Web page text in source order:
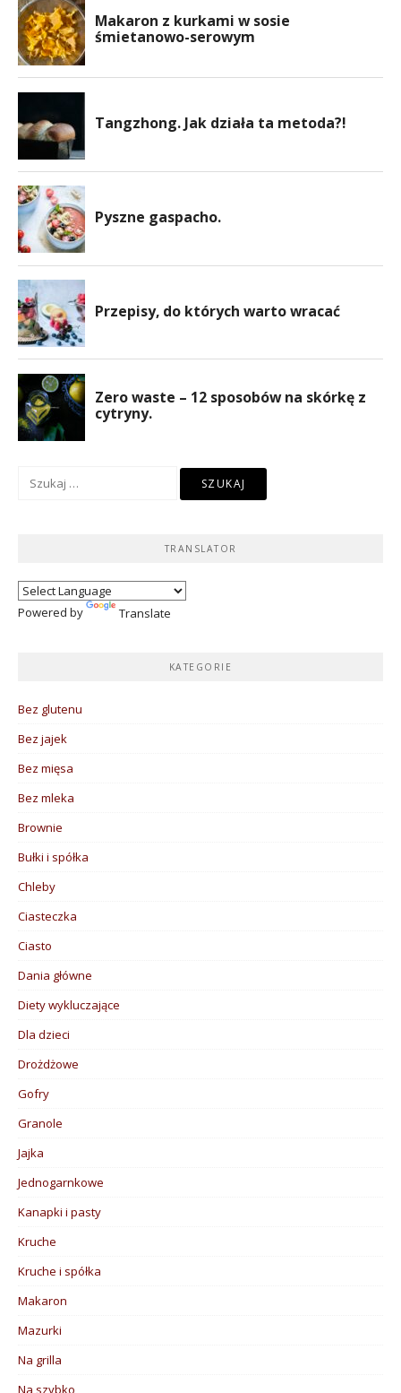
Szukaj:
TRANSLATOR
Powered by Translate
KATEGORIE
Bez glutenu
Bez jajek
Bez mięsa
Bez mleka
Brownie
Bułki i spółka
Chleby
Ciasteczka
Ciasto
Dania główne
Diety wykluczające
Dla dzieci
Drożdżowe
Gofry
Granole
Jajka
Jednogarnkowe
Kanapki i pasty
Kruche
Kruche i spółka
Makaron
Mazurki
Na grilla
Na szybko